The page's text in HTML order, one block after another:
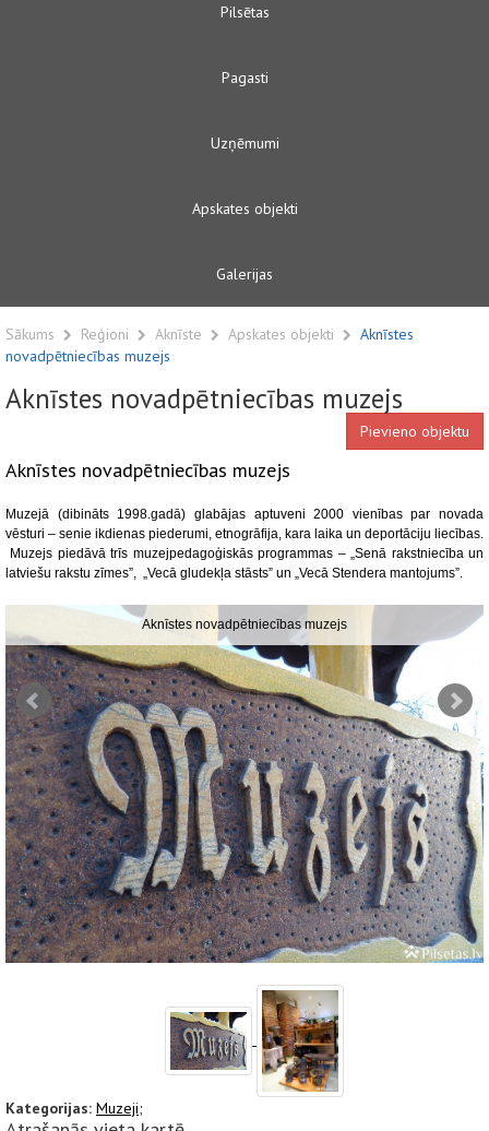
Pilsētas
Pagasti
Uzņēmumi
Apskates objekti
Galerijas
Sākums Reģioni Aknīste Apskates objekti
Aknīstes
novadpētniecības muzejs
Aknīstes novadpētniecības muzejs
Pievieno objektu
Aknīstes novadpētniecības muzejs
Muzejā (dibināts 1998.gadā) glabājas aptuveni 2000 vienības par novada
vēsturi – senie ikdienas piederumi, etnogrāfija, kara laika un deportāciju liecības.
Muzejs piedāvā trīs muzejpedagoģiskās programmas – „Senā rakstniecība un
latviešu rakstu zīmes”, „Vecā gludekļa stāsts” un „Vecā Stendera mantojums”.
Aknīstes novadpētniecības muzejs
Kategorijas: Muzeji;